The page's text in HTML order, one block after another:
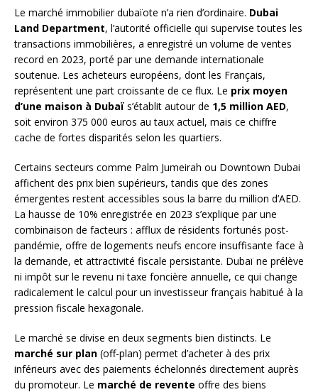
Le marché immobilier dubaïote n’a rien d’ordinaire. Dubai
Land Department, l’autorité officielle qui supervise toutes les
transactions immobilières, a enregistré un volume de ventes
record en 2023, porté par une demande internationale
soutenue. Les acheteurs européens, dont les Français,
représentent une part croissante de ce flux. Le prix moyen
d’une maison à Dubaï s’établit autour de 1,5 million AED,
soit environ 375 000 euros au taux actuel, mais ce chiffre
cache de fortes disparités selon les quartiers.
Certains secteurs comme Palm Jumeirah ou Downtown Dubai
affichent des prix bien supérieurs, tandis que des zones
émergentes restent accessibles sous la barre du million d’AED.
La hausse de 10% enregistrée en 2023 s’explique par une
combinaison de facteurs : afflux de résidents fortunés post-
pandémie, offre de logements neufs encore insuffisante face à
la demande, et attractivité fiscale persistante. Dubaï ne prélève
ni impôt sur le revenu ni taxe foncière annuelle, ce qui change
radicalement le calcul pour un investisseur français habitué à la
pression fiscale hexagonale.
Le marché se divise en deux segments bien distincts. Le
marché sur plan (off-plan) permet d’acheter à des prix
inférieurs avec des paiements échelonnés directement auprès
du promoteur. Le marché de revente offre des biens